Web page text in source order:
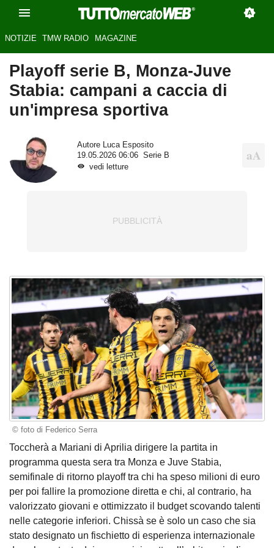
NOTIZIE TMW RADIO MAGAZINE
Playoff serie B, Monza-Juve
Stabia: campani a caccia di
un'impresa sportiva
Autore Luca Esposito
19.05.2026 06:06
Serie B
vedi letture
© foto di Federico Serra
Toccherà a Mariani di Aprilia dirigere la partita in
programma questa sera tra Monza e Juve Stabia,
semifinale di ritorno playoff tra chi ha speso milioni di euro
per poi fallire la promozione diretta e chi, al contrario, ha
valorizzato giovani e ottimizzato il budget scovando talenti
nelle categorie inferiori. Chissà se è solo un caso che sia
stato designato un fischietto di esperienza internazionale